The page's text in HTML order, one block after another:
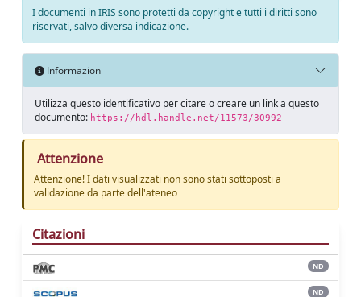
I documenti in IRIS sono protetti da copyright e tutti i diritti sono
riservati, salvo diversa indicazione.
Informazioni
Utilizza questo identificativo per citare o creare un link a questo
documento: https://hdl.handle.net/11573/30992
Attenzione
Attenzione! I dati visualizzati non sono stati sottoposti a
validazione da parte dell'ateneo
Citazioni
ND
ND